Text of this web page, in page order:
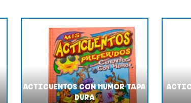
ACTICUENTOS CON HUMOR TAPA
DURA